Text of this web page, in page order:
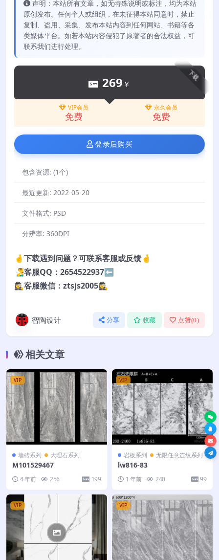
声明：本站所有文章，如无特殊说明或标注，均为本站
原创发布。任何个人或组织，在未征得本站同意时，禁止
复制、盗用、采集、发布本站内容到任何网站、书籍等各
类媒体平台。如若本站内容侵犯了原著者的合法权益，可
联系我们进行处理。
下载
269 ￥
VIP会员
免费
永久会员
免费
登录后购买
包含资源: (1个)
最近更新: 2022-05-20
文件格式: PSD
分辨率: 360DPI
🤞下载遇到问题？可联系客服或反馈🤞
🧏‍♂️客服QQ：2654522937⬅️
🕵️‍♀️客服微信：ztsjs2005🕵️‍♀️
智陶设计 分享 收藏 点赞(0)
相关文章
VIP
墙砖系列 大理石系列
M101529467
4 年前 256 199
VIP
岩板系列 无限任意连纹系列
lw816-83
1 年前 240 99
VIP VIP